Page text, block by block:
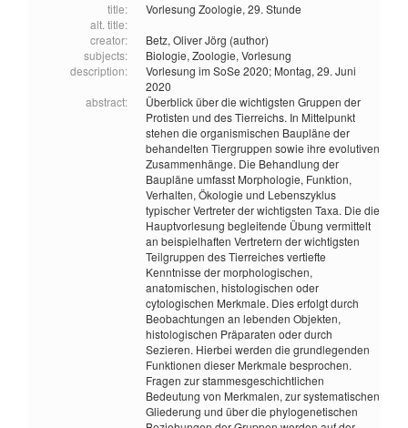
title:
Vorlesung Zoologie, 29. Stunde
alt. title:
creator:
Betz, Oliver Jörg (author)
subjects:
Biologie, Zoologie, Vorlesung
description:
Vorlesung im SoSe 2020; Montag, 29. Juni
2020
abstract:
Überblick über die wichtigsten Gruppen der
Protisten und des Tierreichs. In Mittelpunkt
stehen die organismischen Baupläne der
behandelten Tiergruppen sowie ihre evolutiven
Zusammenhänge. Die Behandlung der
Baupläne umfasst Morphologie, Funktion,
Verhalten, Ökologie und Lebenszyklus
typischer Vertreter der wichtigsten Taxa. Die die
Hauptvorlesung begleitende Übung vermittelt
an beispielhaften Vertretern der wichtigsten
Teilgruppen des Tierreiches vertiefte
Kenntnisse der morphologischen,
anatomischen, histologischen oder
cytologischen Merkmale. Dies erfolgt durch
Beobachtungen an lebenden Objekten,
histologischen Präparaten oder durch
Sezieren. Hierbei werden die grundlegenden
Funktionen dieser Merkmale besprochen.
Fragen zur stammesgeschichtlichen
Bedeutung von Merkmalen, zur systematischen
Gliederung und über die phylogenetischen